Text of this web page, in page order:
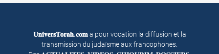
𝐔𝐧𝐢𝐯𝐞𝐫𝐬𝐓𝐨𝐫𝐚𝐡.𝐜𝐨𝐦a pour vocation la diffusion et la
transmission du judaïsme aux francophones.